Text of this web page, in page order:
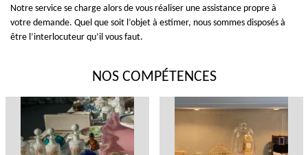
Notre service se charge alors de vous réaliser une assistance propre à
votre demande. Quel que soit l’objet à estimer, nous sommes disposés à
être l’interlocuteur qu’il vous faut.
NOS COMPÉTENCES